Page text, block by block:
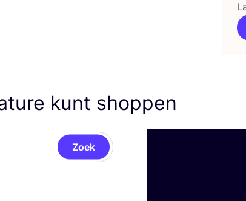
kunt shoppen
Zoek